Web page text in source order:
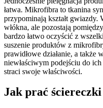
łatwa. Mikrofibra to tkanina
przypominają kształt
włókna, ale pozostają
bardzo łatwo oczyścić z
suszenie produktów z
prawidłowe działanie, a także
niewłaściwym podejściu do
straci swoje właściwości.
Jak prać